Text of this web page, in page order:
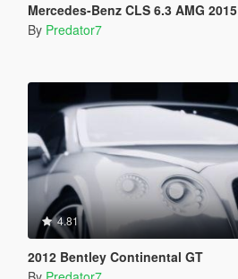
Mercedes-Benz CLS 6.3 AMG 2015
By Predator7
4.81
2012 Bentley Continental GT